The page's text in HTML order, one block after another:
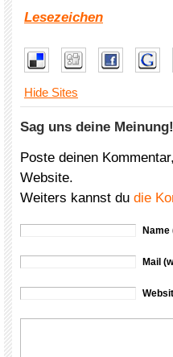
Lesezeichen
Hide Sites
Sag uns deine Meinung!
Poste deinen
Website.
Weiters kannst du die
Name
Mail